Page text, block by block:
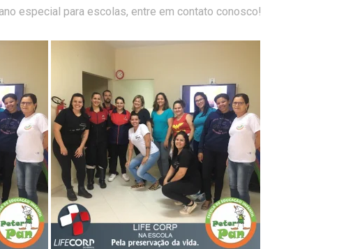
especial para escolas, entre em contato conosco!